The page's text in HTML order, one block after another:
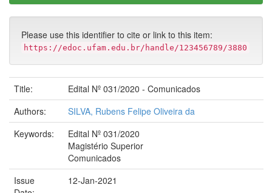
Please use this identifier to cite or link to this item:
https://edoc.ufam.edu.br/handle/123456789/3880
Title:
Edital Nº 031/2020 - Comunicados
Authors:
SILVA, Rubens Felipe Oliveira da
Keywords:
Edital Nº 031/2020
Magistério Superior
Comunicados
Issue
12-Jan-2021